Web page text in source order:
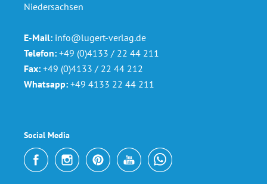
Niedersachsen
E-Mail: info@lugert-verlag.de
Telefon: +49 (0)4133 / 22 44 211
Fax: +49 (0)4133 / 22 44 212
Whatsapp: +49 4133 22 44 211
Social Media